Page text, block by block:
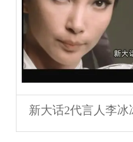
新大话2代言人李